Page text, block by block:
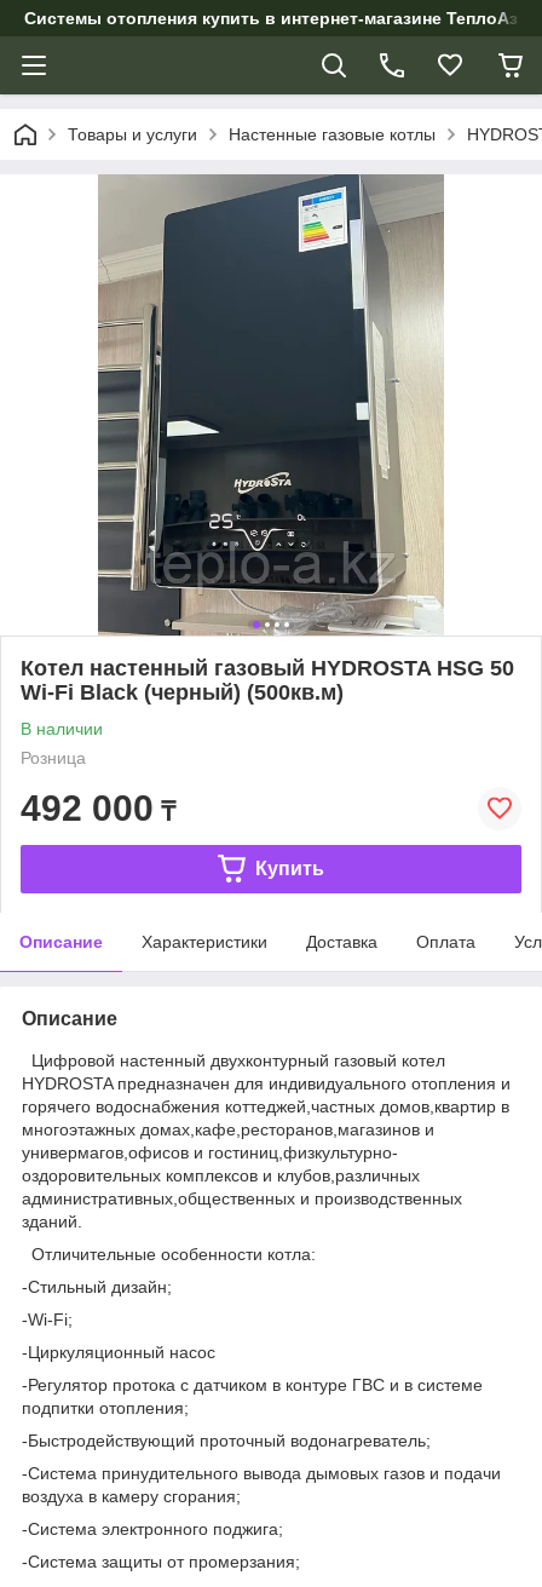
Системы отопления купить в интернет-магазине ТеплоАзии
Товары и услуги Настенные газовые котлы
Котел настенный газовый HYDROSTA HSG 50
Wi-Fi Black (черный) (500кв.м)
В наличии
Розница
492 000 ₸
Купить
Описание Характеристики Доставка Оплата
Описание
Цифровой настенный двухконтурный газовый котел
HYDROSTA предназначен для индивидуального отопления и
горячего водоснабжения коттеджей,частных домов,квартир в
многоэтажных домах,кафе,ресторанов,магазинов и
универмагов,офисов и гостиниц,физкультурно-
оздоровительных комплексов и клубов,различных
административных,общественных и производственных
зданий.
Отличительные особенности котла:
-Стильный дизайн;
-Wi-Fi;
-Циркуляционный насос
-Регулятор протока с датчиком в контуре ГВС и в системе
подпитки отопления;
-Быстродействующий проточный водонагреватель;
-Система принудительного вывода дымовых газов и подачи
воздуха в камеру сгорания;
-Система электронного поджига;
-Система защиты от промерзания;